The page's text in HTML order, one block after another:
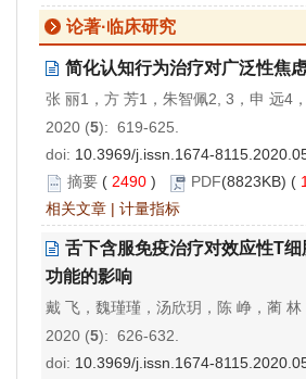
论著·临床研究
简化认知行为治疗对广泛性焦
张 丽1，方 芳1，朱智佩2, 3，申 远4
2020 (5): 619-625.
doi: 10.3969/j.issn.1674-
摘要 ( 2490 ) PDF(8823KB) (
相关文章 | 计量指标
舌下含服免疫治疗对效应性T
功能的影响
戴 飞，魏瑾瑾，汤欣玥，陈 峥，蔺 林
2020 (5): 626-632.
doi: 10.3969/j.issn.1674-